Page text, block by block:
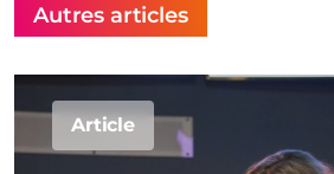
Autres articles
Article